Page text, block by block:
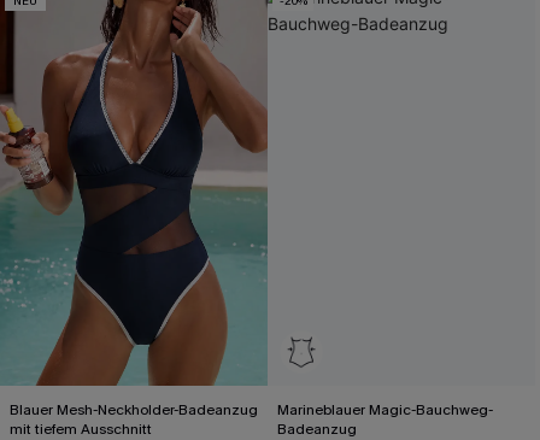
Blauer Mesh-Neckholder-Badeanzug
mit tiefem Ausschnitt
Marineblauer Magic-Bauchweg-
Badeanzug